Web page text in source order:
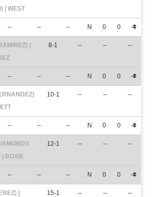
| WEST
-- -- -- N 0 0 -
|
8-1 -- -- --
-- -- -- N 0 0 -
10-1 -- -- --
-- -- -- N 0 0 -
| BOXIE
12-1 -- -- --
-- -- -- N 0 0 -
|
15-1 -- -- --